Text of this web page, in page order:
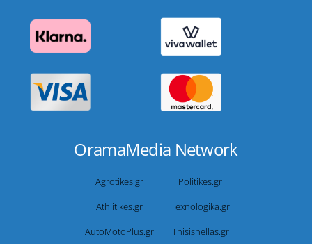
OramaMedia Network
Agrotikes.gr
Politikes.gr
Athlitikes.gr
Texnologika.gr
AutoMotoPlus.gr
Thisishellas.gr